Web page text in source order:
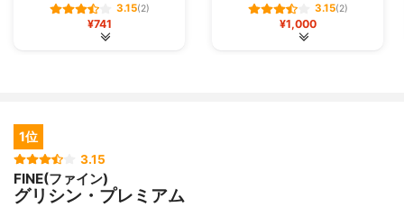
3.15(2)
¥741
3.15(2)
¥1,000
1位
3.15
FINE(ファイン)
グリシン・プレミアム